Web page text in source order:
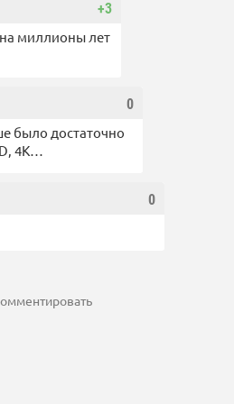
+3
на миллионы лет
0
было достаточно
4K…
0